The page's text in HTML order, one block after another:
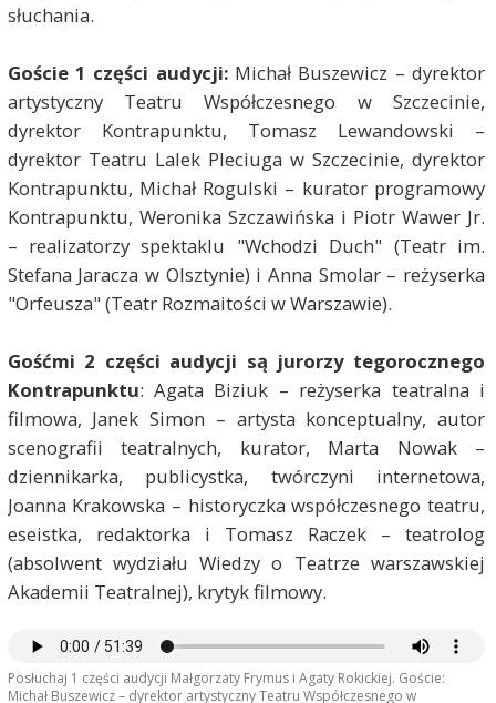
słuchania.
Goście 1 części audycji:Michał Buszewicz – dyrektor
artystyczny Teatru Współczesnego w Szczecinie,
dyrektor Kontrapunktu, Tomasz Lewandowski –
dyrektor Teatru Lalek Pleciuga w Szczecinie, dyrektor
Kontrapunktu, Michał Rogulski – kurator programowy
Kontrapunktu, Weronika Szczawińska i Piotr Wawer Jr.
– realizatorzy spektaklu "Wchodzi Duch" (Teatr im.
Stefana Jaracza w Olsztynie) i Anna Smolar – reżyserka
"Orfeusza" (Teatr Rozmaitości w Warszawie).
Gośćmi 2 części audycji są jurorzy tegorocznego
Kontrapunktu: Agata Biziuk – reżyserka teatralna i
filmowa, Janek Simon – artysta konceptualny, autor
scenografii teatralnych, kurator, Marta Nowak –
dziennikarka, publicystka, twórczyni internetowa,
Joanna Krakowska – historyczka współczesnego teatru,
eseistka, redaktorka i Tomasz Raczek – teatrolog
(absolwent wydziału Wiedzy o Teatrze warszawskiej
Akademii Teatralnej), krytyk filmowy.
Posłuchaj 1 części audycji Małgorzaty Frymus i Agaty Rokickiej. Goście:
Michał Buszewicz – dyrektor artystyczny Teatru Współczesnego w